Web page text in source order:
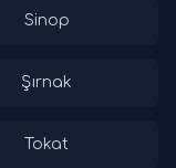
Sinop
Şırnak
Tokat